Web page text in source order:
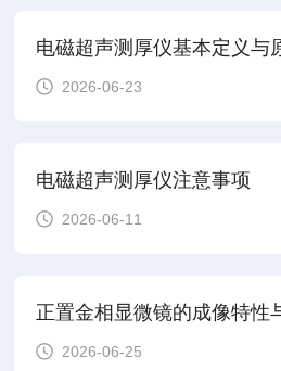
电磁超声测厚仪基本定义与
2026-06-23
电磁超声测厚仪注意事项
2026-06-11
正置金相显微镜的成像特性
2026-06-25